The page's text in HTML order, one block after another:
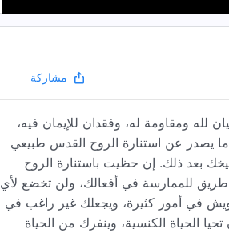
مشاركة
لله ومقاومة له، وفقدان للإيمان فيه،
يصدر عن استنارة الروح القدس طبيعي
بعد ذلك. إن حظيت باستنارة الروح
للممارسة في أفعالك، ولن تخضع لأي
في أمور كثيرة، ويجعلك غير راغب في
الحياة الكنسية، وينفرك من الحياة